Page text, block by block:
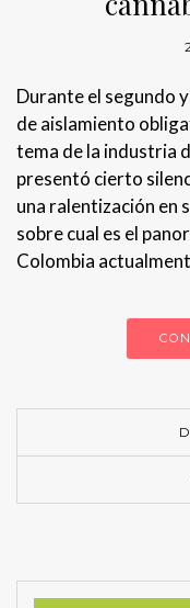
Durante el segundo
de aislamiento
tema de la industria
presentó cierto
una ralentización en
sobre cual es el
Colombia